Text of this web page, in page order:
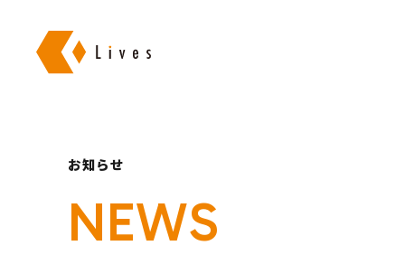
お知らせ
NEWS